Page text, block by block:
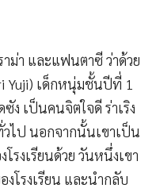
ม่า และแฟนตาซี ว่าด้วย
Yuji) เด็กหนุ่มชั้นปีที่ 1
ง เป็นคนจิตใจดี ร่าเริง
วไป นอกจากนั้นเขาเป็น
รงเรียนด้วย วันหนึ่งเขา
โรงเรียน และนำกลับ